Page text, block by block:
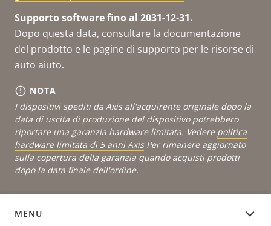
Supporto software fino al 2031-12-31.
Dopo questa data, consultare la documentazione
del prodotto e le pagine di supporto per le risorse di
auto aiuto.
NOTA
I dispositivi spediti da Axis all'acquirente originale dopo la
data di uscita di produzione del dispositivo potrebbero
riportare una garanzia hardware limitata. Vedere politica
hardware limitata di 5 anni AxisPer rimanere aggiornato
sulla copertura della garanzia quando acquisti prodotti
dopo la data finale dell'ordine.
MENU
SOFTWARE DEL DISPOSITIVO